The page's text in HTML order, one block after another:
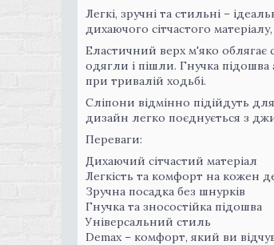
Легкі, зручні та стильні –
дихаючого сітчастого
Еластичний верх м'яко облягає
одягли і пішли. Гнучка
при тривалій ходьбі.
Сліпони відмінно підійдуть
дизайн легко поєднується з
Переваги:
Дихаючий сітчастий матеріал
Легкість та комфорт на кожен
Зручна посадка без шнурків
Гнучка та зносостійка підошва
Універсальний стиль
Demax – комфорт, який ви